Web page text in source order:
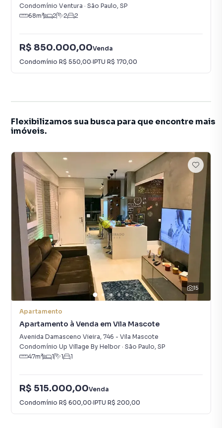
Condomínio Ventura · São Paulo, SP
68m² 2 2 2
R$ 850.000,00Venda
Condomínio R$ 550,00·IPTU R$ 170,00
Flexibilizamos sua busca para que encontre mais
imóveis.
15
Apartamento
Apartamento à Venda em Vila Mascote
Avenida Damasceno Vieira, 746 - Vila Mascote
Condomínio Up Village By Helbor · São Paulo, SP
47m² 1 1 1
R$ 515.000,00Venda
Condomínio R$ 600,00·IPTU R$ 200,00